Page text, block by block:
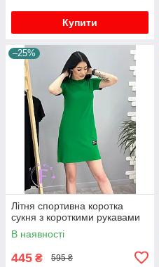
Купити
–25%
Літня спортивна коротка
сукня з короткими рукавами
В наявності
445 ₴ 595 ₴